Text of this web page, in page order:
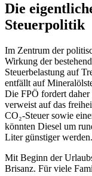
Die
Steuerpolitik
Im Zentrum der
Wirkung der
Steuerbelastung auf
entfällt auf
Die FPÖ fordert
verweist auf das
CO₂-Steuer sowie
könnten Diesel um
Liter günstiger werden.
Mit Beginn der
Brisanz. Für viele